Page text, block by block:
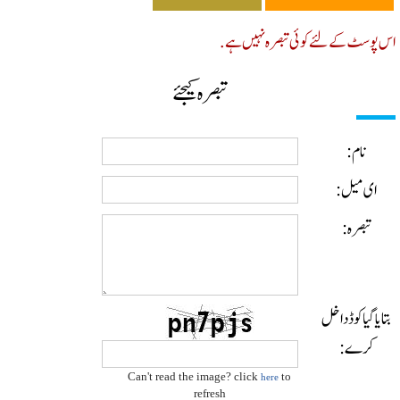
کے لئے کوئی تبصرہ نہیں ہے.
تبصرہ کیجئے
نام:
ای میل:
تبصرہ:
گیا کوڈ داخل
کرے:
Can't read the image? clickhere
refresh